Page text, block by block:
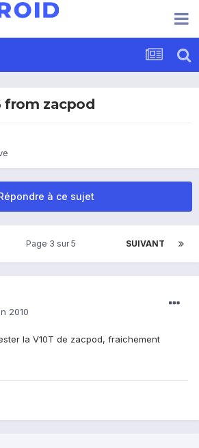
from zacpod
à ce sujet
SUIVANT
Page 3 sur 5
2010
la V10T de zacpod, fraichement